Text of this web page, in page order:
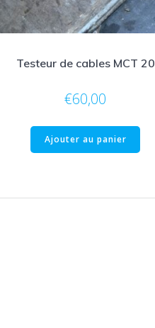
Testeur de cables MCT 20
€60,00
Ajouter au panier